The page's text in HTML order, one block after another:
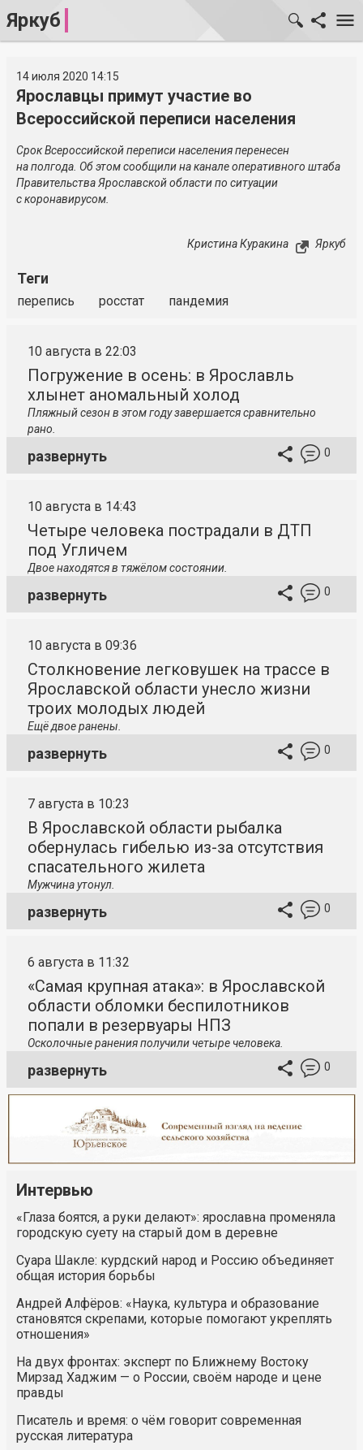
Яркуб
14 июля 2020 14:15
Ярославцы примут участие во
Всероссийской переписи населения
Срок Всероссийской переписи населения перенесен
на полгода. Об этом сообщили на канале оперативного штаба
Правительства Ярославской области по ситуации
с коронавирусом.
Кристина Куракина Яркуб
Теги
перепись росстат пандемия
10 августа в 22:03
Погружение в осень: в Ярославль
хлынет аномальный холод
Пляжный сезон в этом году завершается сравнительно
рано.
развернуть 0
10 августа в 14:43
Четыре человека пострадали в ДТП
под Угличем
Двое находятся в тяжёлом состоянии.
развернуть 0
10 августа в 09:36
Столкновение легковушек на трассе в
Ярославской области унесло жизни
троих молодых людей
Ещё двое ранены.
развернуть 0
7 августа в 10:23
В Ярославской области рыбалка
обернулась гибелью из-за отсутствия
спасательного жилета
Мужчина утонул.
развернуть 0
6 августа в 11:32
«Самая крупная атака»: в Ярославской
области обломки беспилотников
попали в резервуары НПЗ
Осколочные ранения получили четыре человека.
развернуть 0
Интервью
«Глаза боятся, а руки делают»: ярославна променяла
городскую суету на старый дом в деревне
Суара Шакле: курдский народ и Россию объединяет
общая история борьбы
Андрей Алфёров: «Наука, культура и образование
становятся скрепами, которые помогают укреплять
отношения»
На двух фронтах: эксперт по Ближнему Востоку
Мирзад Хаджим — о России, своём народе и цене
правды
Писатель и время: о чём говорит современная
русская литература